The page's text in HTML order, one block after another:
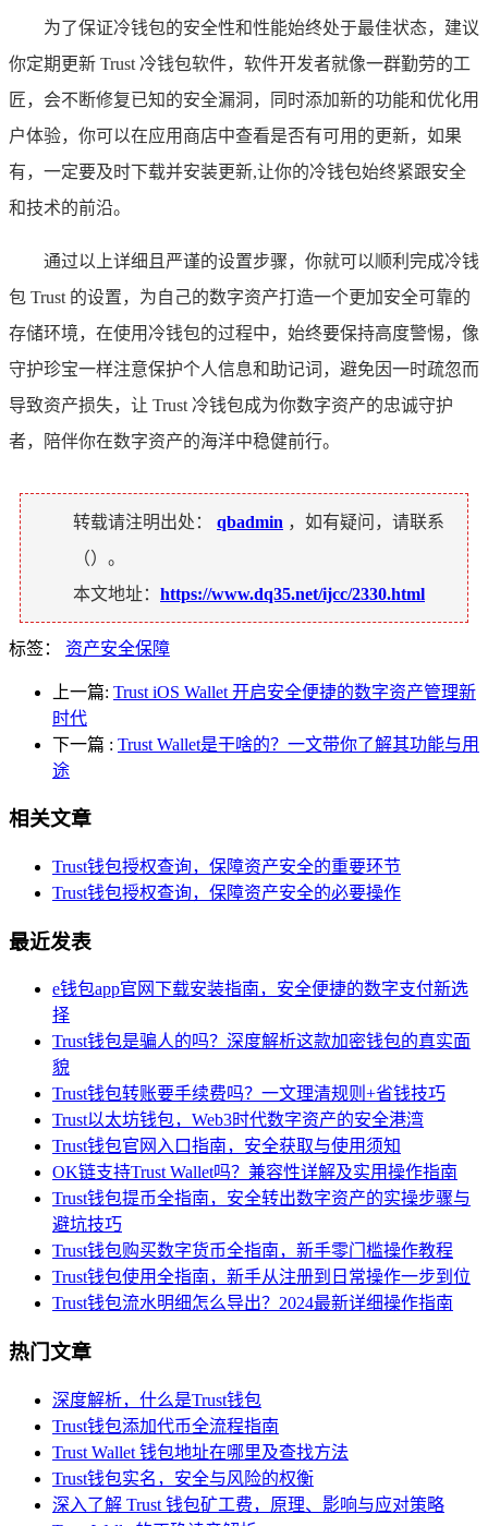
为了保证冷钱包的安全性和性能始终处于最佳状态，建议
你定期更新 Trust 冷钱包软件，软件开发者就像一群勤劳的工
匠，会不断修复已知的安全漏洞，同时添加新的功能和优化用
户体验，你可以在应用商店中查看是否有可用的更新，如果
有，一定要及时下载并安装更新,让你的冷钱包始终紧跟安全
和技术的前沿。
通过以上详细且严谨的设置步骤，你就可以顺利完成冷钱
包 Trust 的设置，为自己的数字资产打造一个更加安全可靠的
存储环境，在使用冷钱包的过程中，始终要保持高度警惕，像
守护珍宝一样注意保护个人信息和助记词，避免因一时疏忽而
导致资产损失，让 Trust 冷钱包成为你数字资产的忠诚守护
者，陪伴你在数字资产的海洋中稳健前行。
转载请注明出处： qbadmin ，如有疑问，请联系
（）。
本文地址： https://www.dq35.net/ijcc/2330.html
标签： 资产安全保障
上一篇: Trust iOS Wallet 开启安全便捷的数字资产管理新
时代
下一篇 : Trust Wallet是干啥的？一文带你了解其功能与用
途
相关文章
Trust钱包授权查询，保障资产安全的重要环节
Trust钱包授权查询，保障资产安全的必要操作
最近发表
e钱包app官网下载安装指南，安全便捷的数字支付新选
择
Trust钱包是骗人的吗？深度解析这款加密钱包的真实面
貌
Trust钱包转账要手续费吗？一文理清规则+省钱技巧
Trust以太坊钱包，Web3时代数字资产的安全港湾
Trust钱包官网入口指南，安全获取与使用须知
OK链支持Trust Wallet吗？兼容性详解及实用操作指南
Trust钱包提币全指南，安全转出数字资产的实操步骤与
避坑技巧
Trust钱包购买数字货币全指南，新手零门槛操作教程
Trust钱包使用全指南，新手从注册到日常操作一步到位
Trust钱包流水明细怎么导出？2024最新详细操作指南
热门文章
深度解析，什么是Trust钱包
Trust钱包添加代币全流程指南
Trust Wallet 钱包地址在哪里及查找方法
Trust钱包实名，安全与风险的权衡
深入了解 Trust 钱包矿工费，原理、影响与应对策略